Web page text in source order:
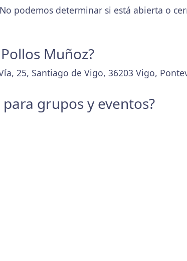
podemos determinar si está abierta o
Muñoz?
25, Santiago de Vigo, 36203 Vigo,
grupos y eventos?